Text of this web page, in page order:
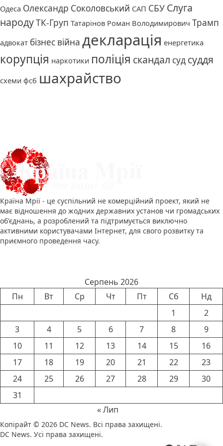
Одеса Олександр Соколовський САП СБУ Слуга
народуТК-Груп Татарінов Роман Володимирович Трамп
адвокат бізнес війна декларація енергетика
корупція наркотики поліція скандал суд суддя
схеми фсб шахрайство
Країна Мрії - це суспільний не комерційний проект, який не
має відношення до жодних державних установ чи громадських
об'єднань, а розроблений та підтримується виключно
активними користувачами Інтернет, для свого розвитку та
приємного проведення часу.
Серпень 2026
Пн
Вт Ср Чт Пт Сб
Нд
1
2
3
4 5 6 7 8
9
10
11 12 13 14 15
16
17
18 19 20 21 22
23
24
25 26 27 28 29
30
31
« Лип
Копірайт © 2026 DC News. Всі права захищені.
DC News. Усі права захищені.